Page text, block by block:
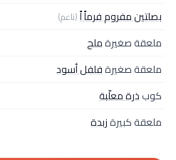
بصلتين مفروم فرماً اً(ناعم)
ملعقة صغيرةملح
ملعقة صغيرةفلفل أسود
كوبذرة معلّبة
ملعقة كبيرةزبدة